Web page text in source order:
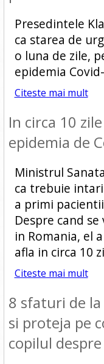
Presedintele
ca starea de
o luna de zile,
epidemia
Citeste mai mult
In circa 10
epidemia de
Ministrul
ca trebuie
a primi
Despre cand
in Romania, el
afla in circa 10
Citeste mai mult
8 sfaturi de
si proteja pe
copilul